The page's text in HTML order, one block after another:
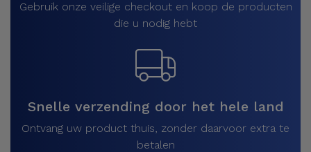
Gebruik onze veilige checkout en koop de producten
die u nodig hebt
Snelle verzending door het hele land
Ontvang uw product thuis, zonder daarvoor extra te
betalen